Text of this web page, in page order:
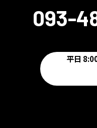
093-
平日